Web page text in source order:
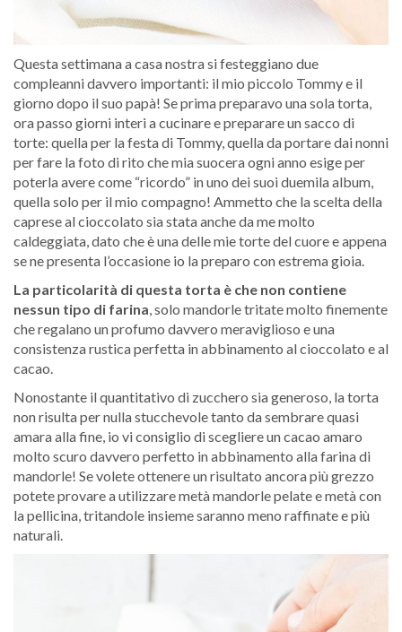
Questa settimana a casa nostra si festeggiano due
compleanni davvero importanti: il mio piccolo Tommy e il
giorno dopo il suo papà! Se prima preparavo una sola torta,
ora passo giorni interi a cucinare e preparare un sacco di
torte: quella per la festa di Tommy, quella da portare dai nonni
per fare la foto di rito che mia suocera ogni anno esige per
poterla avere come “ricordo” in uno dei suoi duemila album,
quella solo per il mio compagno! Ammetto che la scelta della
caprese al cioccolato sia stata anche da me molto
caldeggiata, dato che è una delle mie torte del cuore e appena
se ne presenta l’occasione io la preparo con estrema gioia.
La particolarità di questa torta è che non contiene
nessun tipo di farina, solo mandorle tritate molto finemente
che regalano un profumo davvero meraviglioso e una
consistenza rustica perfetta in abbinamento al cioccolato e al
cacao.
Nonostante il quantitativo di zucchero sia generoso, la torta
non risulta per nulla stucchevole tanto da sembrare quasi
amara alla fine, io vi consiglio di scegliere un cacao amaro
molto scuro davvero perfetto in abbinamento alla farina di
mandorle! Se volete ottenere un risultato ancora più grezzo
potete provare a utilizzare metà mandorle pelate e metà con
la pellicina, tritandole insieme saranno meno raffinate e più
naturali.